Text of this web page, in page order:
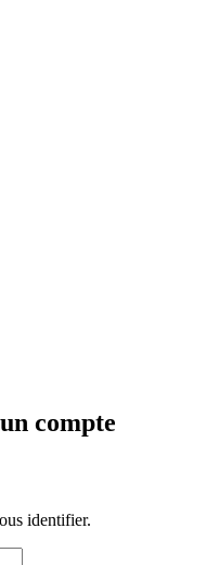
compte
identifier.